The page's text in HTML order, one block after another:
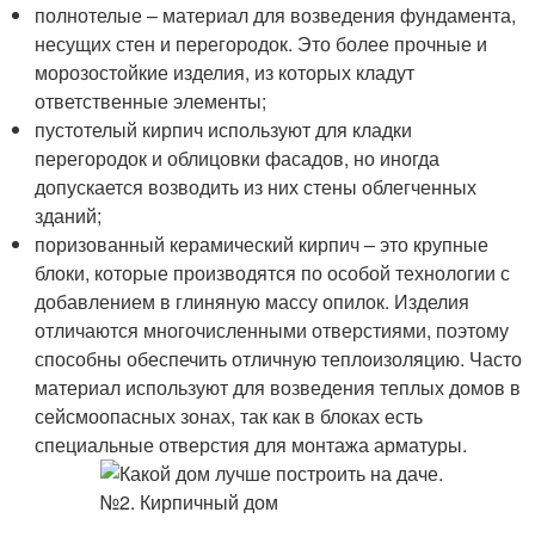
полнотелые – материал для возведения фундамента,
несущих стен и перегородок. Это более прочные и
морозостойкие изделия, из которых кладут
ответственные элементы;
пустотелый кирпич используют для кладки
перегородок и облицовки фасадов, но иногда
допускается возводить из них стены облегченных
зданий;
поризованный керамический кирпич – это крупные
блоки, которые производятся по особой технологии с
добавлением в глиняную массу опилок. Изделия
отличаются многочисленными отверстиями, поэтому
способны обеспечить отличную теплоизоляцию. Часто
материал используют для возведения теплых домов в
сейсмоопасных зонах, так как в блоках есть
специальные отверстия для монтажа арматуры.